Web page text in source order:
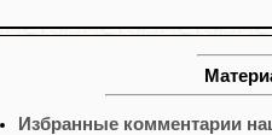
Избранные комментарии